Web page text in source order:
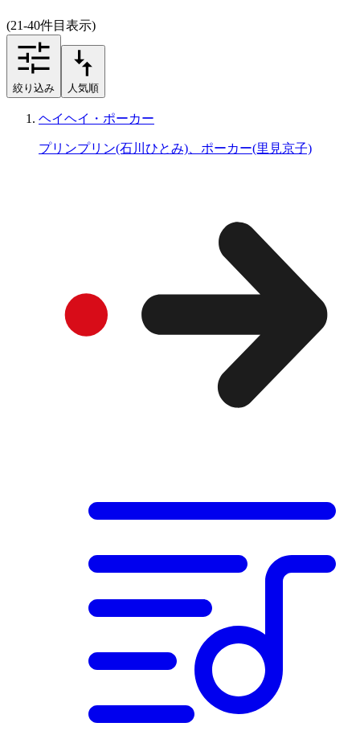
(21-40件目表示)
絞り込み 人気順
ヘイヘイ・ポーカー
プリンプリン(石川ひとみ)、ポーカー(里見京子)